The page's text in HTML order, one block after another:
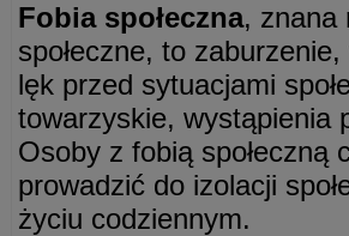
Fobia społeczna, znana
społeczne, to
lęk przed sytuacjami
towarzyskie, wystąpienia
Osoby z fobią społeczną
prowadzić do izolacji
życiu codziennym.